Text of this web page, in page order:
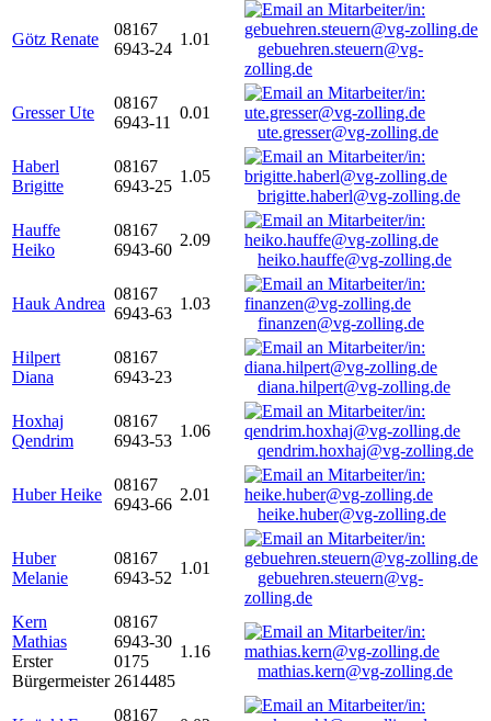
Götz Renate
08167
6943-24
1.01
gebuehren.steuern@vg-
zolling.de
Gresser Ute
08167
6943-11
0.01
ute.gresser@vg-zolling.de
Haberl
Brigitte
08167
6943-25
1.05
brigitte.haberl@vg-zolling.de
Hauffe
Heiko
08167
6943-60
2.09
heiko.hauffe@vg-zolling.de
Hauk Andrea
08167
6943-63
1.03
finanzen@vg-zolling.de
Hilpert
Diana
08167
6943-23
diana.hilpert@vg-zolling.de
Hoxhaj
Qendrim
08167
6943-53
1.06
qendrim.hoxhaj@vg-zolling.de
Huber Heike
08167
6943-66
2.01
heike.huber@vg-zolling.de
Huber
Melanie
08167
6943-52
1.01
gebuehren.steuern@vg-
zolling.de
Kern
Mathias
Erster
Bürgermeister
08167
6943-30
0175
2614485
1.16
mathias.kern@vg-zolling.de
08167